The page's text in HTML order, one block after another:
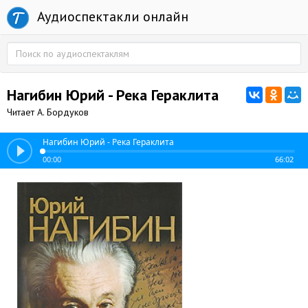
Аудиоспектакли онлайн
Нагибин Юрий - Река Гераклита
Читает А. Бордуков
Нагибин Юрий - Река Гераклита
00:00 66:02